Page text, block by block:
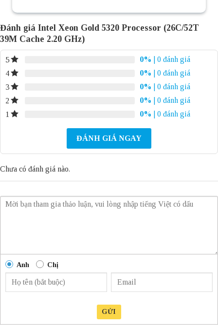
Đánh giá Intel Xeon Gold 5320 Processor (26C/52T
39M Cache 2.20 GHz)
5 0%
| 0 đánh giá
4
0%
| 0 đánh giá
3
0%
| 0 đánh giá
2
0%
| 0 đánh giá
1
0% | 0 đánh giá
ĐÁNH GIÁ NGAY
Chưa có đánh giá nào.
Anh Chị
GỬI